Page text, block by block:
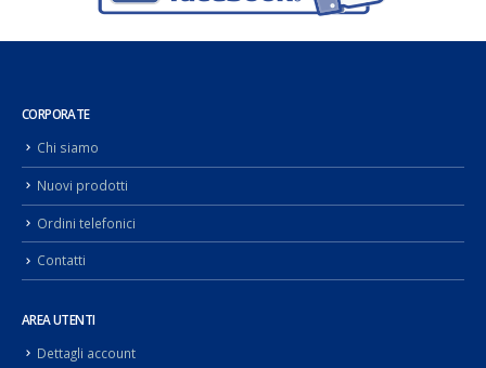
CORPORATE
Chi siamo
Nuovi prodotti
Ordini telefonici
Contatti
AREA UTENTI
Dettagli account